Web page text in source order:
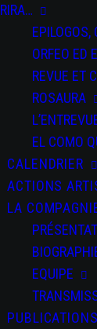
RIRA…
ORFEO ED
REVUE ET
ROSAURA
EL COMO
CALENDRIER
ACTIONS
LA
EQUIPE
PUBLICATIONS
La
du